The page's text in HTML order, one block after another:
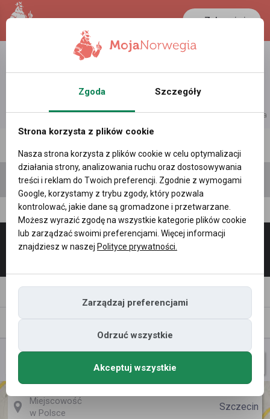
Zaloguj się
LANCASTER
39.2 °C 0.3875 PLN
reklama
Marta Em, (37 l.)
Napisz
wiadomość
Zaproś
do znajomych
Nazwa użytkownika
Miejscowość
w Polsce
Szczecin
Zgoda Szczegóły
Strona korzysta z plików cookie
Nasza strona korzysta z plików cookie w celu optymalizacji
działania strony, analizowania ruchu oraz dostosowywania
treści i reklam do Twoich preferencji. Zgodnie z wymogami
Google, korzystamy z trybu zgody, który pozwala
kontrolować, jakie dane są gromadzone i przetwarzane.
Możesz wyrazić zgodę na wszystkie kategorie plików cookie
lub zarządzać swoimi preferencjami. Więcej informacji
znajdziesz w naszej Polityce prywatności.
Zarządzaj preferencjami
Odrzuć wszystkie
Akceptuj wszystkie